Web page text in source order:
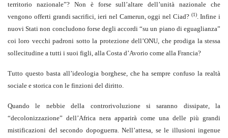
territorio nazionale”? Non è forse sull’altare dell’unità nazionale che
vengono offerti grandi sacrifici, ieri nel Camerun, oggi nel Ciad?(1). Infine i
nuovi Stati non concludono forse degli accordi “su un piano di eguaglianza”
coi loro vecchi padroni sotto la protezione dell’ONU, che prodiga la stessa
sollecitudine a tutti i suoi figli, alla Costa d’Avorio come alla Francia?
Tutto questo basta all’ideologia borghese, che ha sempre confuso la realtà
sociale e storica con le finzioni del diritto.
Quando le nebbie della controrivoluzione si saranno dissipate, la
“decolonizzazione” dell’Africa nera apparirà come una delle più grandi
mistificazioni del secondo dopoguerra. Nell’attesa, se le illusioni ingenue